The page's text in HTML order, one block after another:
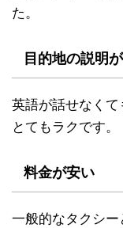
た。
目的地の説明
英語が話せなくて
とてもラクです。
料金が安い
一般的なタクシー